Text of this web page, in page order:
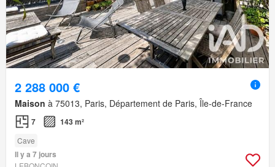
2 288 000 €
Maison à 75013, Paris, Département de Paris, Île-de-France
7 143 m²
Cave
Il y a 7 jours